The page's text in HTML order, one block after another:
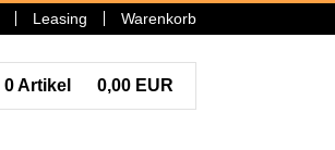
Leasing Warenkorb
0 Artikel 0,00 EUR